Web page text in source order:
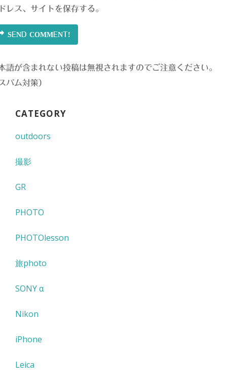
レス、サイトを保存する。
SEND COMMENT!
語が含まれない投稿は無視されますのでご注意ください。
パム対策）
CATEGORY
outdoors
撮影
GR
PHOTO
PHOTOlesson
旅photo
SONY α
Nikon
iPhone
Leica